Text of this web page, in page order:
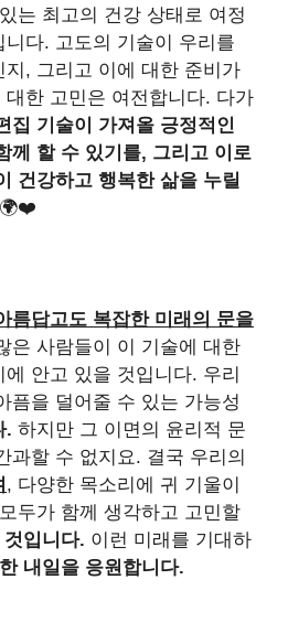
는 최고의 건강 상태로 여정
다. 고도의 기술이 우리를
, 그리고 이에 대한 준비가
한 고민은 여전합니다. 다가
집 기술이 가져올 긍정적인
께 할 수 있기를, 그리고 이로
건강하고 행복한 삶을 누릴
름답고도 복잡한 미래의 문을
은 사람들이 이 기술에 대한
안고 있을 것입니다. 우리
픔을 덜어줄 수 있는 가능성
. 하지만 그 이면의 윤리적 문
과할 수 없지요. 결국 우리의
, 다양한 목소리에 귀 기울이
두가 함께 생각하고 고민할
입니다. 이런 미래를 기대하
내일을 응원합니다.